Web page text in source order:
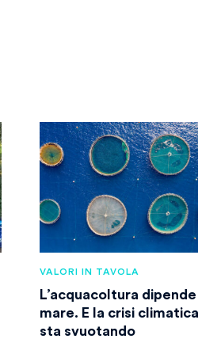
VALORI IN TAVOLA
L’acquacoltura dipende
mare. E la crisi
sta svuotando